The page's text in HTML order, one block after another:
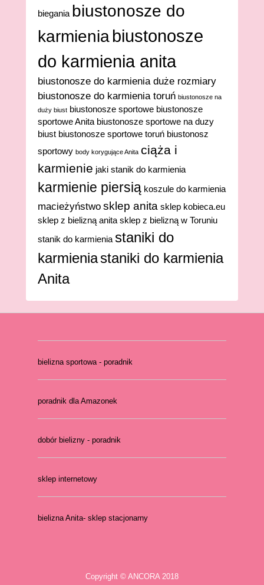
biegania biustonosze do
karmieniabiustonosze
do karmienia anita
biustonosze do karmienia duże rozmiary
biustonosze do karmienia toruń biustonosze na
duży biust biustonosze sportowe biustonosze
sportowe Anita biustonosze sportowe na duzy
biust biustonosze sportowe toruń biustonosz
sportowy body korygujące Anita ciąża i
karmienie jaki stanik do karmienia
karmienie piersią koszule do karmienia
macieżyństwo sklep anita sklep kobieca.eu
sklep z bielizną anita sklep z bielizną w Toruniu
stanik do karmienia staniki do
karmieniastaniki do karmienia
Anita
bielizna sportowa - poradnik
poradnik dla Amazonek
dobór bielizny - poradnik
sklep internetowy
bielizna Anita- sklep stacjonarny
Copyright © ANCORA 2018